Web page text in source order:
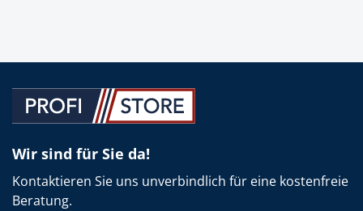
Wir sind für Sie da!
Kontaktieren Sie uns unverbindlich für eine kostenfreie
Beratung.